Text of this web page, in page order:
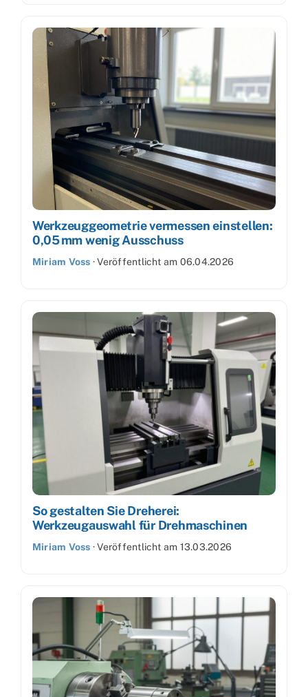
Werkzeuggeometrie vermessen einstellen:
0,05 mm wenig Ausschuss
Miriam Voss ·Veröffentlicht am 06.04.2026
So gestalten Sie Dreherei:
Werkzeugauswahl für Drehmaschinen
Miriam Voss ·Veröffentlicht am 13.03.2026